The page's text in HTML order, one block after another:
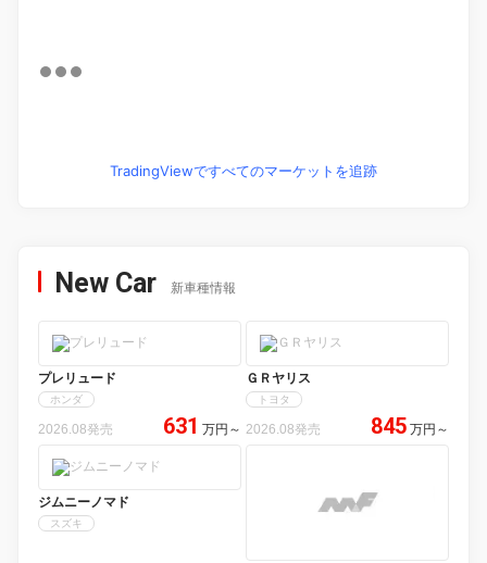
TradingViewですべてのマーケットを追跡
New Car 新車種情報
プレリュード
ホンダ
2026.08発売 631 万円 ～
ＧＲヤリス
トヨタ
2026.08発売 845 万円 ～
ジムニーノマド
スズキ